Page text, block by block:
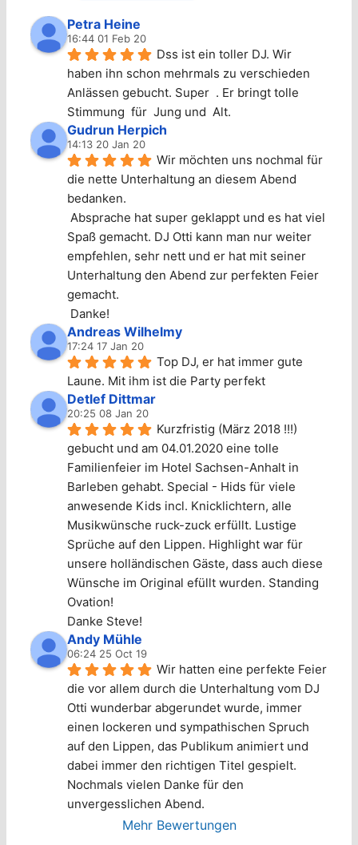
Petra Heine
16:44 01 Feb 20
Dss ist ein toller DJ. Wir
haben ihn schon mehrmals zu verschieden
Anlässen gebucht. Super  . Er bringt tolle
Stimmung  für  Jung und  Alt.
Gudrun Herpich
14:13 20 Jan 20
Wir möchten uns nochmal für
die nette Unterhaltung an diesem Abend
bedanken.
Spaß gemacht. DJ Otti kann man nur weiter
empfehlen, sehr nett und er hat mit seiner
Unterhaltung den Abend zur perfekten Feier
gemacht.
Danke!
Andreas Wilhelmy
17:24 17 Jan 20
Top DJ, er hat immer gute
Laune. Mit ihm ist die Party perfekt
Detlef Dittmar
20:25 08 Jan 20
Kurzfristig (März 2018 !!!)
gebucht und am 04.01.2020 eine tolle
Familienfeier im Hotel Sachsen-Anhalt in
Barleben gehabt. Special - Hids für viele
anwesende Kids incl. Knicklichtern, alle
Musikwünsche ruck-zuck erfüllt. Lustige
Sprüche auf den Lippen. Highlight war für
unsere holländischen Gäste, dass auch diese
Wünsche im Original efüllt wurden. Standing
Ovation!
Danke Steve!
Andy Mühle
06:24 25 Oct 19
Wir hatten eine perfekte Feier
die vor allem durch die Unterhaltung vom DJ
Otti wunderbar abgerundet wurde, immer
einen lockeren und sympathischen Spruch
auf den Lippen, das Publikum animiert und
dabei immer den richtigen Titel gespielt.
Nochmals vielen Danke für den
unvergesslichen Abend.
Mehr Bewertungen